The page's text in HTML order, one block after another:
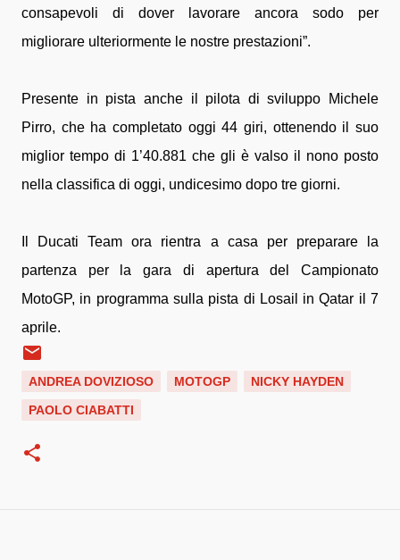
consapevoli di dover lavorare ancora sodo per
migliorare ulteriormente le nostre prestazioni”.
Presente in pista anche il pilota di sviluppo Michele
Pirro, che ha completato oggi 44 giri, ottenendo il suo
miglior tempo di 1’40.881 che gli è valso il nono posto
nella classifica di oggi, undicesimo dopo tre giorni.
Il Ducati Team ora rientra a casa per preparare la
partenza per la gara di apertura del Campionato
MotoGP, in programma sulla pista di Losail in Qatar il 7
aprile.
ANDREA DOVIZIOSO MOTOGP
NICKY HAYDEN
PAOLO CIABATTI